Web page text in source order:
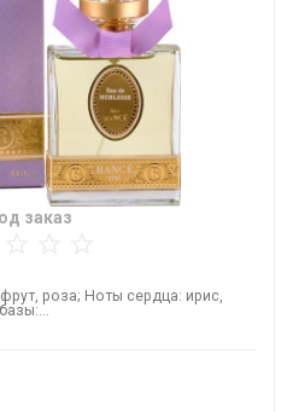
заказ
роза; Ноты сердца: ирис,